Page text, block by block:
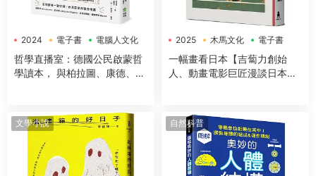
2024 電子書 電腦人文化
哲學直播室：德國公民啟蒙哲
學讀本， 與柏拉圖、康德、亞
2025 木馬文化 電子書
一幅畫看日本【吉蔔力創始
人、動畫電影巨匠漫談日本傳
文學小說 自然科普